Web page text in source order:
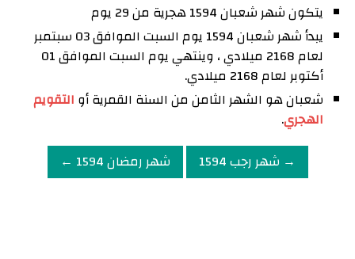
يتكون شهر شعبان 1594 هجرية من 29 يوم
يبدأ شهر شعبان 1594 يوم السبت الموافق 03 سبتمبر
لعام 2168 ميلادي ، وينتهي يوم السبت الموافق 01
أكتوبر لعام 2168 ميلادي.
شعبان هو الشهر الثامن من السنة القمرية أو التقويم
الهجري.
→ شهر رجب 1594
شهر رمضان 1594 ←